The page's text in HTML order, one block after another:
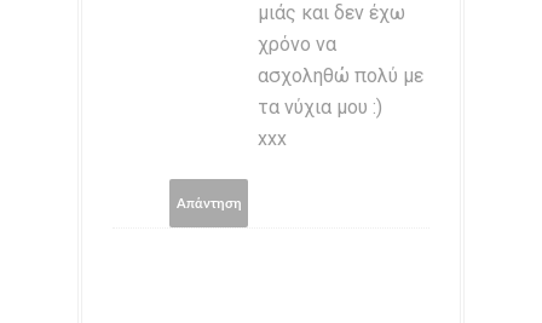
μιάς και δεν έχω
χρόνο να
ασχοληθώ πολύ με
τα νύχια μου :)
xxx
Απάντηση